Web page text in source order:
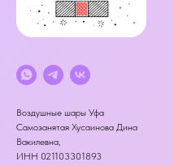
Воздушные шары Уфа
Самозанятая Хусаинова Дина
Вакилевна,
ИНН 021103301893